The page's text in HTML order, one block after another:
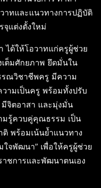
าทและแนวทางการปฏิบัติ
จุแต่งตั้งใหม่
ได้ให้โอวาทแก่ครูผู้ช่วย
ต็มศักยภาพ ยึดมั่นใน
รณวิชาชีพครู มีความ
ามเป็นครู พร้อมทั้งปรับ
จิตอาสา และมุ่งมั่น
มรู้ควบคู่คุณธรรม เป็น
ติ พร้อมเน้นย้ำแนวทาง
ใจพัฒนา” เพื่อให้ครูผู้ช่วย
ชการและพัฒนาตนเอง